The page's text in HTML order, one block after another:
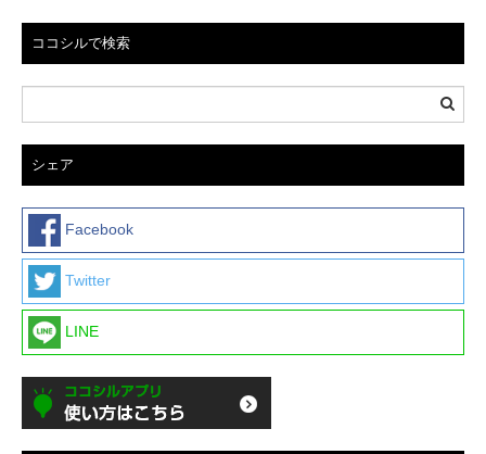
ココシルで検索
シェア
Facebook
Twitter
LINE